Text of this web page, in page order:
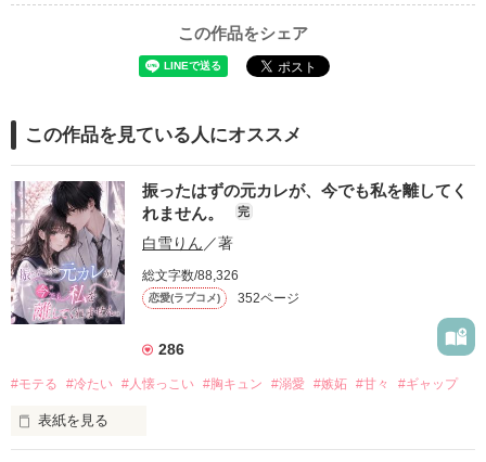
この作品をシェア
この作品を見ている人にオススメ
振ったはずの元カレが、今でも私を離してく
れません。
完
白雪りん ／著
総文字数/88,326
恋愛(ラブコメ) 352ページ
286
#モテる #冷たい #人懐っこい #胸キュン #溺愛 #嫉妬 #甘々 #ギャップ
表紙を見る